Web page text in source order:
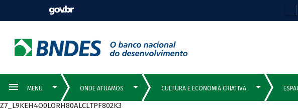
Z7_L9KEH4O0LORH80ALCLTPF802K3